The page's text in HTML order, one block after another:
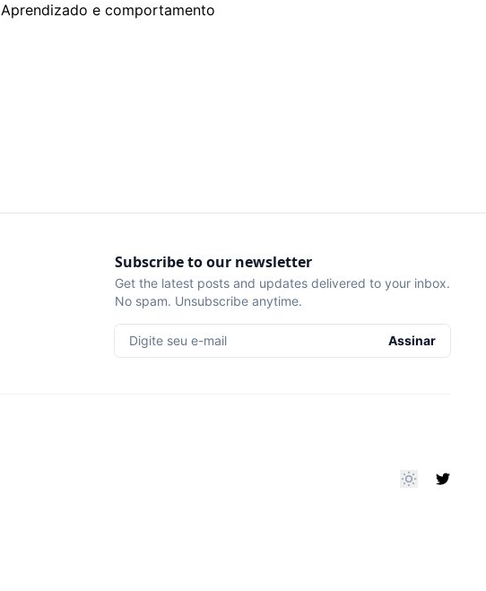
Aprendizado e comportamento
Subscribe to our newsletter
Get the latest posts and updates delivered to your inbox.
No spam. Unsubscribe anytime.
Digite seu e-mail Assinar